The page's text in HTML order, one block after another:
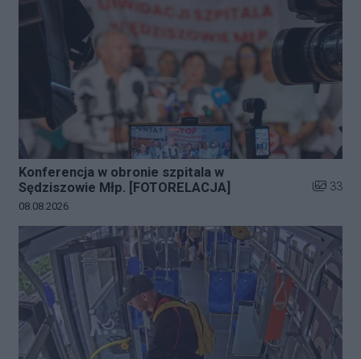
Konferencja w obronie szpitala w
Sędziszowie Młp. [FOTORELACJA]
Liczba
33
Data dodania galerii:
08.08.2026